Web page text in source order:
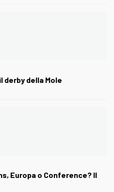
derby della Mole
Europa o Conference? Il